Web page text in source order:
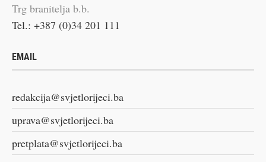
Trg branitelja b.b.
Tel.: +387 (0)34 201 111
EMAIL
redakcija@svjetlorijeci.ba
uprava@svjetlorijeci.ba
pretplata@svjetlorijeci.ba